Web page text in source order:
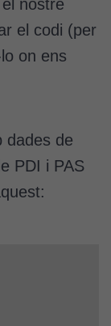
nostre
el codi (per
on ens
dades de
PDI i PAS